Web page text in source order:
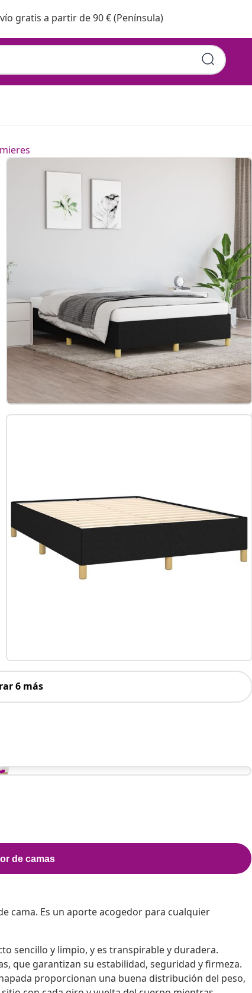
gratis a partir de 90 € (Península)
6 más
cama. Es un aporte acogedor para cualquier
sencillo y limpio, y es transpirable y duradera.
que garantizan su estabilidad, seguridad y firmeza.
proporcionan una buena distribución del peso,